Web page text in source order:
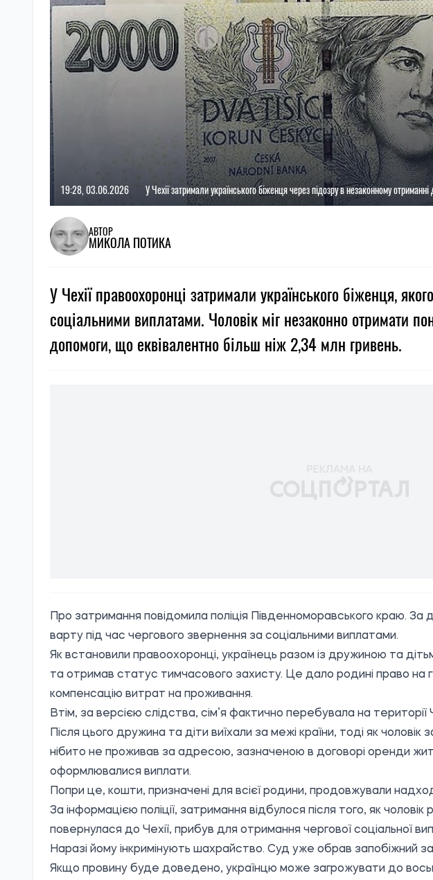
19:28, 03.06.2026 У Чехії затримали українського біженця через підозру в незаконному
АВТОР
МИКОЛА ПОТИКА
У Чехії правоохоронці затримали українського біженця,
соціальними виплатами. Чоловік міг незаконно отримати
допомоги, що еквівалентно більш ніж 2,34 млн гривень.
Про затримання повідомила поліція Південноморавського краю. За
варту під час чергового звернення за соціальними виплатами.
Як встановили правоохоронці, українець разом із дружиною та
та отримав статус тимчасового захисту. Це дало родині право на
компенсацію витрат на проживання.
Втім, за версією слідства, сім’я фактично перебувала на території
Після цього дружина та діти виїхали за межі країни, тоді як чоловік
нібито не проживав за адресою, зазначеною в договорі оренди
оформлювалися виплати.
Попри це, кошти, призначені для всієї родини, продовжували
За інформацією поліції, затримання відбулося після того, як
повернулася до Чехії, прибув для отримання чергової соціальної
Наразі йому інкримінують шахрайство. Суд уже обрав запобіжний
Якщо провину буде доведено, українцю може загрожувати до